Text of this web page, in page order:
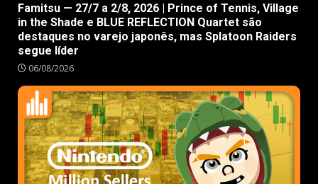
Famitsu — 27/7 a 2/8, 2026 | Prince of Tennis, Village
in the Shade e BLUE REFLECTION Quartet são
destaques no varejo japonês, mas Splatoon Raiders
segue líder
06/08/2026